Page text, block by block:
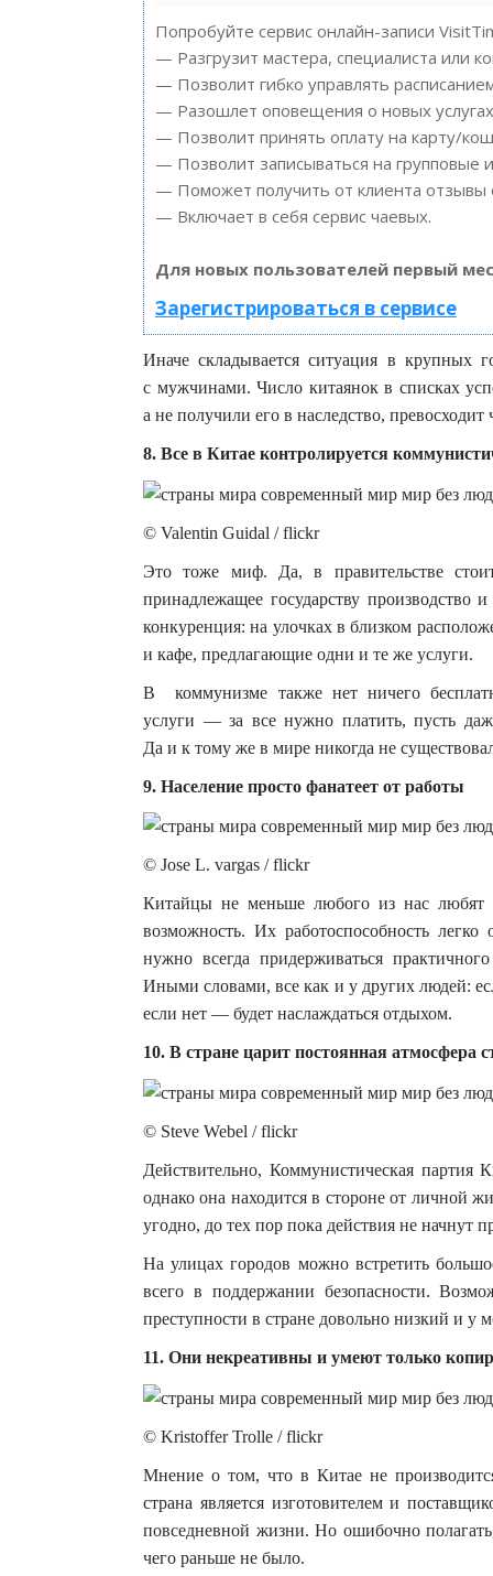
Попробуйте сервис онлайн-записи
— Разгрузит мастера, специалиста или
— Позволит гибко управлять
— Разошлет оповещения о новых
— Позволит принять оплату на карту/
— Позволит записываться на групповые
— Поможет получить от клиента отзывы
— Включает в себя сервис чаевых.
Для новых пользователей первый
Зарегистрироваться в сервисе
Иначе складывается ситуация в крупных
с мужчинами. Число китаянок в списках
а не получили его в наследство,
8. Все в Китае контролируется
© Valentin Guidal / flickr
Это тоже миф. Да, в правительстве стоит
принадлежащее государству производство
конкуренция: на улочках в близком
и кафе, предлагающие одни и те же услуги.
В коммунизме также нет ничего
услуги — за все нужно платить, пусть
Да и к тому же в мире никогда не
9. Население просто фанатеет от работы
© Jose L. vargas / flickr
Китайцы не меньше любого из нас любят
возможность. Их работоспособность
нужно всегда придерживаться
Иными словами, все как и у других людей:
если нет — будет наслаждаться отдыхом.
10. В стране царит постоянная атмосфера
© Steve Webel / flickr
Действительно, Коммунистическая партия
однако она находится в стороне от личной
угодно, до тех пор пока действия не начнут
На улицах городов можно встретить
всего в поддержании безопасности.
преступности в стране довольно низкий и у
11. Они некреативны и умеют только
© Kristoffer Trolle / flickr
Мнение о том, что в Китае не
страна является изготовителем и
повседневной жизни. Но ошибочно
чего раньше не было.